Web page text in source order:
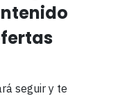
seguir y te